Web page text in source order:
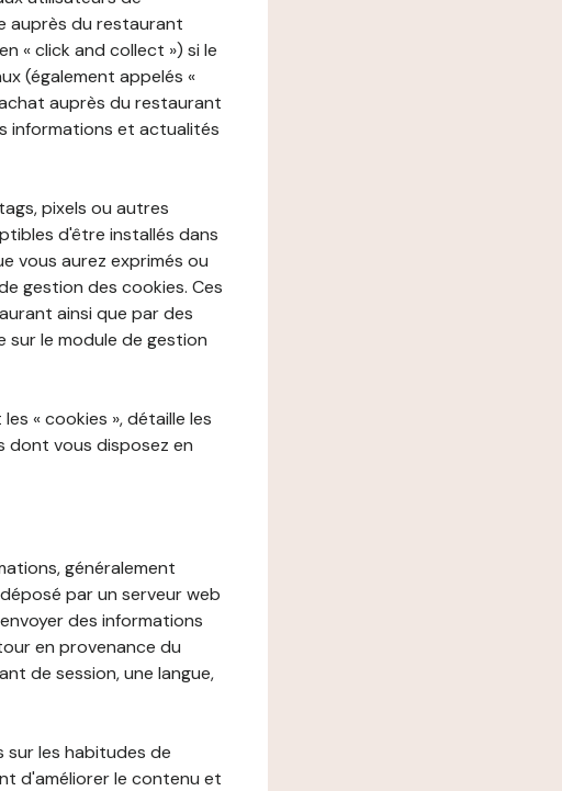
auprès du restaurant
« click and collect ») si le
(également appelés «
auprès du restaurant
informations et actualités
pixels ou autres
d'être installés dans
vous aurez exprimés ou
gestion des cookies. Ces
ainsi que par des
le module de gestion
« cookies », détaille les
dont vous disposez en
généralement
par un serveur web
des informations
en provenance du
de session, une langue,
sur les habitudes de
d'améliorer le contenu et